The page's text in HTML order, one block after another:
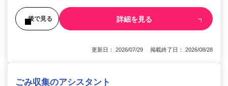
後で見る 詳細を見る
更新日： 2026/07/29 掲載終了日： 2026/08/28
ごみ収集のアシスタント